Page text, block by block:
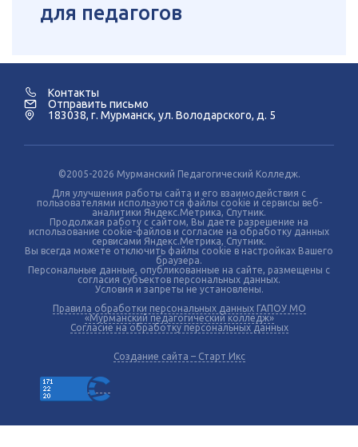
для педагогов
Контакты
Отправить письмо
183038, г. Мурманск, ул. Володарского, д. 5
©2005-2026 Мурманский Педагогический Колледж.
Для улучшения работы сайта и его взаимодействия с
пользователями используются файлы cookie и сервисы веб-
аналитики Яндекс.Метрика, Спутник.
Продолжая работу с сайтом, Вы даете разрешение на
использование cookie-файлов и согласие на обработку данных
сервисами Яндекс.Метрика, Спутник.
Вы всегда можете отключить файлы cookie в настройках Вашего
браузера.
Персональные данные, опубликованные на сайте, размещены с
согласия субъектов персональных данных.
Условия и запреты не установлены.
Правила обработки персональных данных ГАПОУ МО
«Мурманский педагогический колледж»
Согласие на обработку персональных данных
Создание сайта – Старт Икс